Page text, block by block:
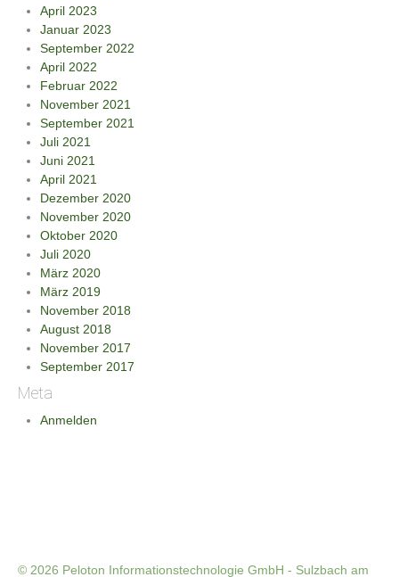
April 2023
Januar 2023
September 2022
April 2022
Februar 2022
November 2021
September 2021
Juli 2021
Juni 2021
April 2021
Dezember 2020
November 2020
Oktober 2020
Juli 2020
März 2020
März 2019
November 2018
August 2018
November 2017
September 2017
Meta
Anmelden
© 2026 Peloton Informationstechnologie GmbH - Sulzbach am